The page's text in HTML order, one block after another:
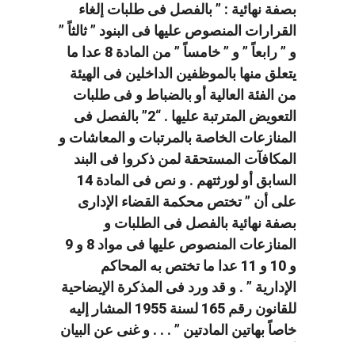
بصفة نهائية : ” بالفصل فى طلبات إلغاء
القرارات المنصوص عليها فى البنود ” ثالثاً ”
و ” رابعاً ” و ” خامساً ” من المادة 8 عدا ما
يتعلق منها بالموظفين الداخلين فى الهيئة
من الفئة العالية أو بالضباط و فى طلبات
التعويض المترتبة عليها . “2” بالفصل فى
المنازعات الخاصة بالمرتبات و المعاشات و
المكافآت المستحقة لمن ذكروا فى البند
السابق أو لورثتهم . و نص فى المادة 14
على أن ” تختص محكمة القضاء الإدارى
بصفة نهائية بالفصل فى الطلبات و
المنازعات المنصوص عليها فى مواد 8 و 9
و 10 و 11 عدا ما تختص به المحاكم
الإدارية ” . و قد ورد فى المذكرة الإيضاحية
للقانون رقم 165 لسنة 1955 المشار إليه
خاصاً بهاتين المادتين ” . . . و غنى عن البيان